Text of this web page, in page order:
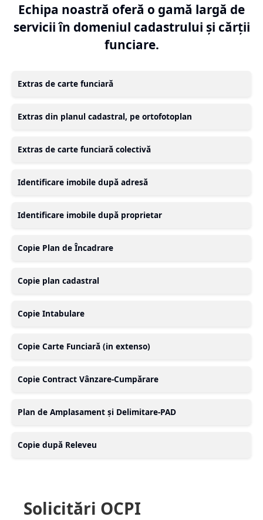
Echipa noastră oferă o gamă largă de
servicii în domeniul cadastrului și cărții
funciare.
Extras de carte funciară
Extras din planul cadastral, pe ortofotoplan
Extras de carte funciară colectivă
Identificare imobile după adresă
Identificare imobile după proprietar
Copie Plan de Încadrare
Copie plan cadastral
Copie Intabulare
Copie Carte Funciară (in extenso)
Copie Contract Vânzare-Cumpărare
Plan de Amplasament și Delimitare-PAD
Copie după Releveu
Solicitări OCPI